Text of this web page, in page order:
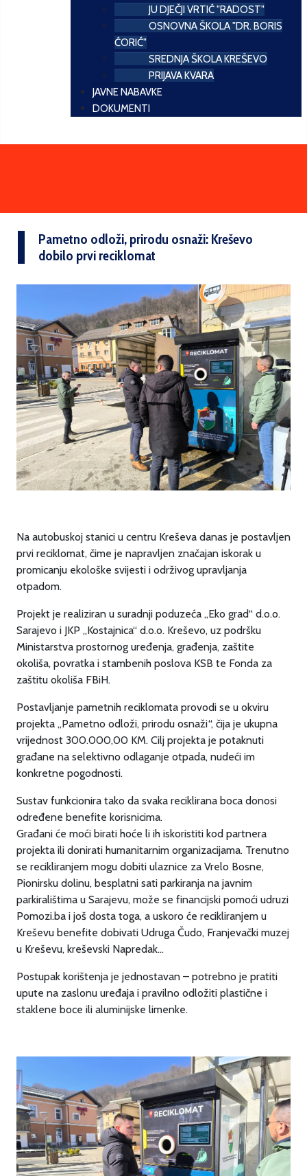
JU DJEČJI VRTIĆ "RADOST"
OSNOVNA ŠKOLA "DR. BORIS
ĆORIĆ"
SREDNJA ŠKOLA KREŠEVO
PRIJAVA KVARA
JAVNE NABAVKE
DOKUMENTI
Pametno odloži, prirodu osnaži: Kreševo
dobilo prvi reciklomat
Na autobuskoj stanici u centru Kreševa danas je postavljen
prvi reciklomat, čime je napravljen značajan iskorak u
promicanju ekološke svijesti i održivog upravljanja
otpadom.
Projekt je realiziran u suradnji poduzeća „Eko grad“ d.o.o.
Sarajevo i JKP „Kostajnica“ d.o.o. Kreševo, uz podršku
Ministarstva prostornog uređenja, građenja, zaštite
okoliša, povratka i stambenih poslova KSB te Fonda za
zaštitu okoliša FBiH.
Postavljanje pametnih reciklomata provodi se u okviru
projekta „Pametno odloži, prirodu osnaži“, čija je ukupna
vrijednost 300.000,00 KM. Cilj projekta je potaknuti
građane na selektivno odlaganje otpada, nudeći im
konkretne pogodnosti.
Sustav funkcionira tako da svaka reciklirana boca donosi
određene benefite korisnicima.
Građani će moći birati hoće li ih iskoristiti kod partnera
projekta ili donirati humanitarnim organizacijama. Trenutno
se recikliranjem mogu dobiti ulaznice za Vrelo Bosne,
Pionirsku dolinu, besplatni sati parkiranja na javnim
parkiralištima u Sarajevu, može se financijski pomoći udruzi
Pomozi.ba i još dosta toga, a uskoro će recikliranjem u
Kreševu benefite dobivati Udruga Čudo, Franjevački muzej
u Kreševu, kreševski Napredak...
Postupak korištenja je jednostavan – potrebno je pratiti
upute na zaslonu uređaja i pravilno odložiti plastične i
staklene boce ili aluminijske limenke.